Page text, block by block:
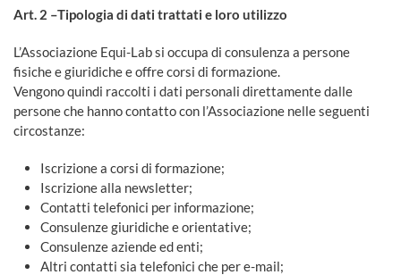
Art. 2 –Tipologia di dati trattati e loro utilizzo
L’Associazione Equi-Lab si occupa di consulenza a persone
fisiche e giuridiche e offre corsi di formazione.
Vengono quindi raccolti i dati personali direttamente dalle
persone che hanno contatto con l’Associazione nelle seguenti
circostanze:
Iscrizione a corsi di formazione;
Iscrizione alla newsletter;
Contatti telefonici per informazione;
Consulenze giuridiche e orientative;
Consulenze aziende ed enti;
Altri contatti sia telefonici che per e-mail;